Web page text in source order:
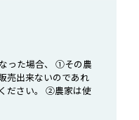
った場合、 ①その農
売出来ないのであれ
ださい。 ②農家は使